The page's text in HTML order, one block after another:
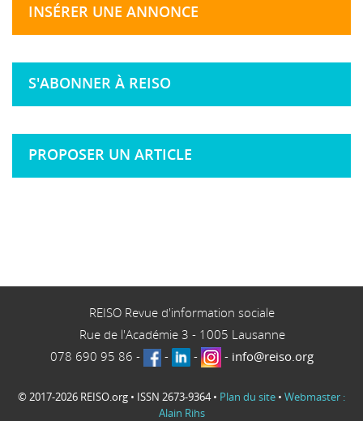
INSÉRER UNE ANNONCE
S'ABONNER À REISO
PROPOSER UN ARTICLE
REISO Revue d'information sociale
Rue de l'Académie 3 - 1005 Lausanne
078 690 95 86 - - - - info@reiso.org
© 2017-2026 REISO.org • ISSN 2673-9364 • Plan du site • Webmaster :
Alain Rihs